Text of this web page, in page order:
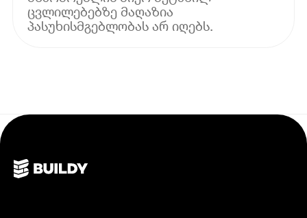
ცვლილებებზე მაღაზია
პასუხისმგებლობას არ იღებს.